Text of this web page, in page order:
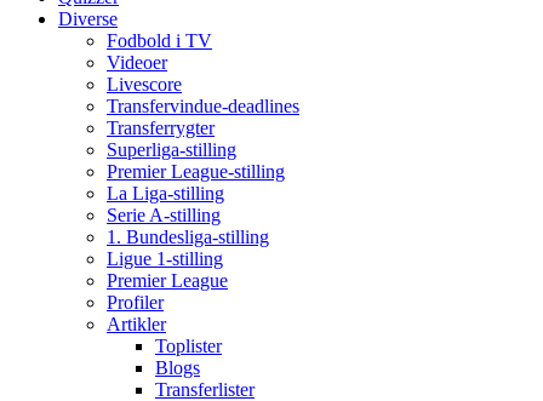
Diverse
Fodbold i TV
Videoer
Livescore
Transfervindue-deadlines
Transferrygter
Superliga-stilling
Premier League-stilling
La Liga-stilling
Serie A-stilling
1. Bundesliga-stilling
Ligue 1-stilling
Premier League
Profiler
Artikler
Toplister
Blogs
Transferlister